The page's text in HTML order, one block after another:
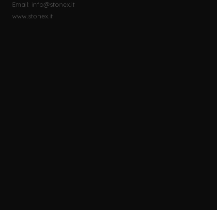
Email: info@stonex.it
www.stonex.it